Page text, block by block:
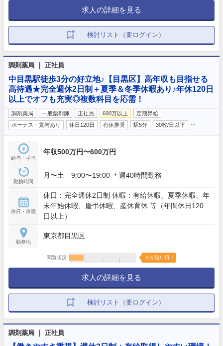
求人の詳細を見る
検討リスト（要ログイン）
調剤薬局 ｜ 正社員
中目黒駅徒歩3分の好立地♪【目黒区】高年収も目指せる
高待遇★完全週休2日制＋夏季＆冬季休暇あり♪年休120日
以上でオフも充実◎複数科目を応需！
調剤薬局 一般薬剤師 正社員 600万以上
定期昇給
ボーナス・賞与あり
休日120日 有休推奨 駅5分 30枚/日以下
給与・手当
年収500万円〜600万円
勤務時間
月〜土 9:00〜19:00 ＊週40時間勤務
休日・休暇
休日：完全週休2日制 休暇：有給休暇、夏季休暇、年
末年始休暇、慶弔休暇、産休育休 等（年間休日120
日以上）
勤務地
東京都目黒区
閲覧状況 今が狙い目！
求人の詳細を見る
検討リスト（要ログイン）
調剤薬局 ｜ 正社員